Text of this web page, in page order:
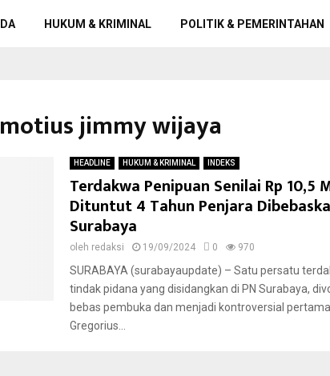
HUKUM & KRIMINAL POLITIK & PEMERINTAHAN
jimmy wijaya
HEADLINE HUKUM & KRIMINAL INDEKS
Terdakwa Penipuan Senilai Rp 10,5
Dituntut 4 Tahun Penjara
Surabaya
oleh redaksi 19/09/2024 0 970
SURABAYA (surabayaupdate) – Satu persatu
tindak pidana yang disidangkan di PN Surabaya,
bebas pembuka dan menjadi kontroversial
Gregorius...